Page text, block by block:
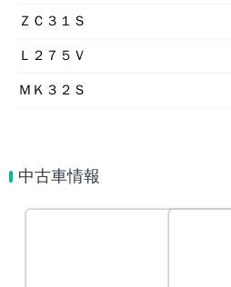
ＺＣ３１Ｓ
Ｌ２７５Ｖ
ＭＫ３２Ｓ
中古車情報